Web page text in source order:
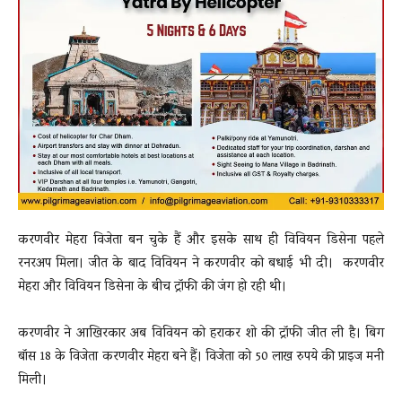
करणवीर मेहरा विजेता बन चुके हैं और इसके साथ ही विवियन डिसेना पहले
रनरअप मिला। जीत के बाद विवियन ने करणवीर को बधाई भी दी। करणवीर
मेहरा और विवियन डिसेना के बीच ट्रॉफी की जंग हो रही थी।
करणवीर ने आखिरकार अब विवियन को हराकर शो की ट्रॉफी जीत ली है। बिग
बॉस 18 के विजेता करणवीर मेहरा बने हैं। विजेता को 50 लाख रुपये की प्राइज मनी
मिली।